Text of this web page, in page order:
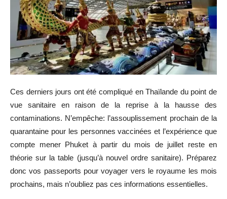
Ces derniers jours ont été compliqué en Thaïlande du point de
vue sanitaire en raison de la reprise à la hausse des
contaminations. N’empêche: l’assouplissement prochain de la
quarantaine pour les personnes vaccinées et l’expérience que
compte mener Phuket à partir du mois de juillet reste en
théorie sur la table (jusqu’à nouvel ordre sanitaire). Préparez
donc vos passeports pour voyager vers le royaume les mois
prochains, mais n’oubliez pas ces informations essentielles.